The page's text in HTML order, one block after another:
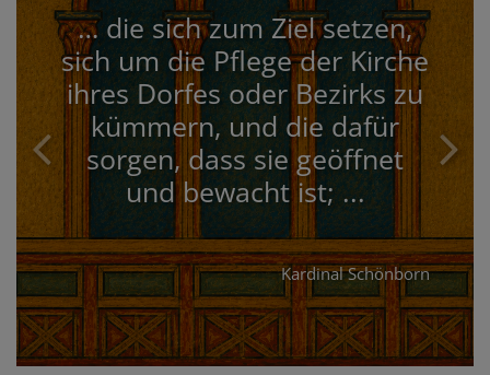
… die sich zum Ziel setzen,
sich um die Pflege der Kirche
ihres Dorfes oder Bezirks zu
kümmern, und die dafür
sorgen, dass sie geöffnet
und bewacht ist; ...
Kardinal Schönborn